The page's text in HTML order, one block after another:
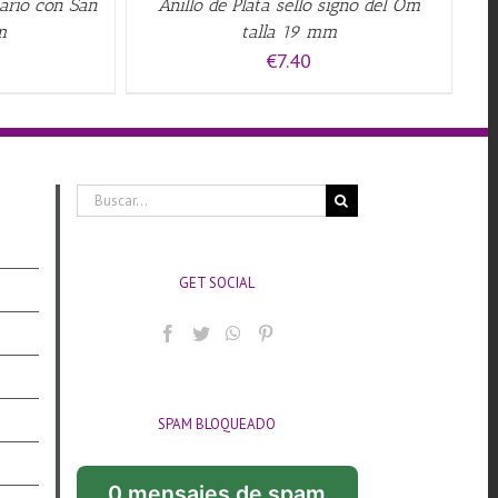
con San
Anillo de Plata sello signo del Om
talla 19 mm
€7.40
Buscar:
GET SOCIAL
SPAM BLOQUEADO